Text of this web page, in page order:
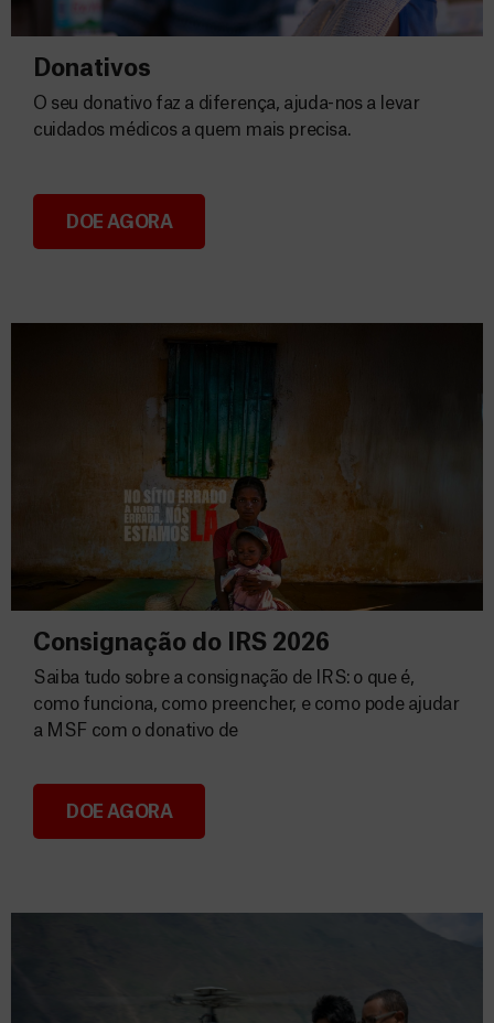
Donativos
Donativos
O seu donativo faz a diferença, ajuda-nos a levar
cuidados médicos a quem mais precisa.
DOE AGORA
Consignação do IRS 2026
Consignação do IRS 2026
Saiba tudo sobre a consignação de IRS: o que é,
como funciona, como preencher, e como pode ajudar
a MSF com o donativo de
DOE AGORA